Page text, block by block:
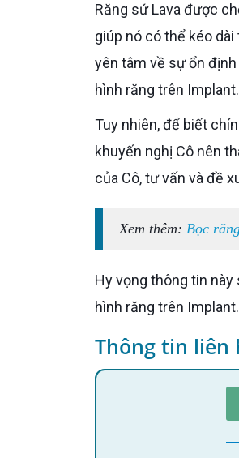
Răng sứ Lava được chế tác từ sợi thủy tinh sứ có tính năng độ bền cao và khả năng tương thích sinh học,
giúp nó có thể kéo
yên tâm về sự ổn
hình răng trên Implant.
Tuy nhiên, để biết chính xác liệu răng sứ Lava có phù hợp cho trường hợp của Cô hay không, Bác sĩ
khuyến nghị Cô nên
của Cô, tư vấn và đề
Xem thêm: Bọc
Hy vọng thông tin này sẽ giúp Cô có cái nhìn tổng quan hơn về lựa chọn sử dụng răng sứ Lava cho phục
hình răng trên Implant.
Thông tin liên